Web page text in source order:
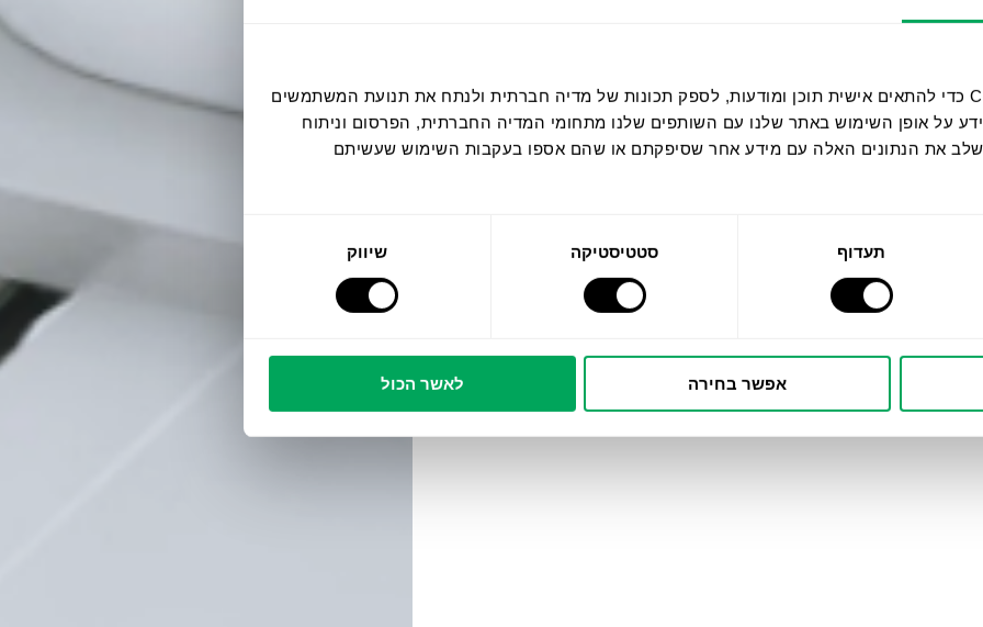
אנחנו משתמשים בקובצי Cookie כדי להתאים אישית תוכן ומודעות, לספק תכונות של מדיה חברתית ולנתח את תנועת המשתמשים
על אופן השימוש באתר שלנו עם השותפים שלנו מתחומי המדיה החברתית, הפרסום וניתוח
לשלב את הנתונים האלה עם מידע אחר שסיפקתם או שהם אספו בעקבות השימוש שעשיתם
תעדוף סטטיסטיקה שיווק
אפשר בחירה לאשר הכול